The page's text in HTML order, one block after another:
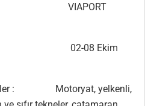
: VIAPORT
08 Ekim
: Motoryat, yelkenli,